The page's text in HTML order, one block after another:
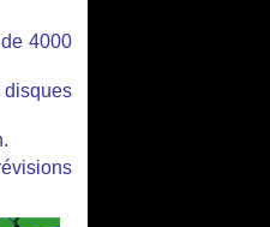
4000